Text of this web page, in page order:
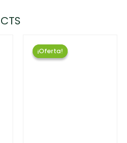
¡Oferta!
¡Oferta!